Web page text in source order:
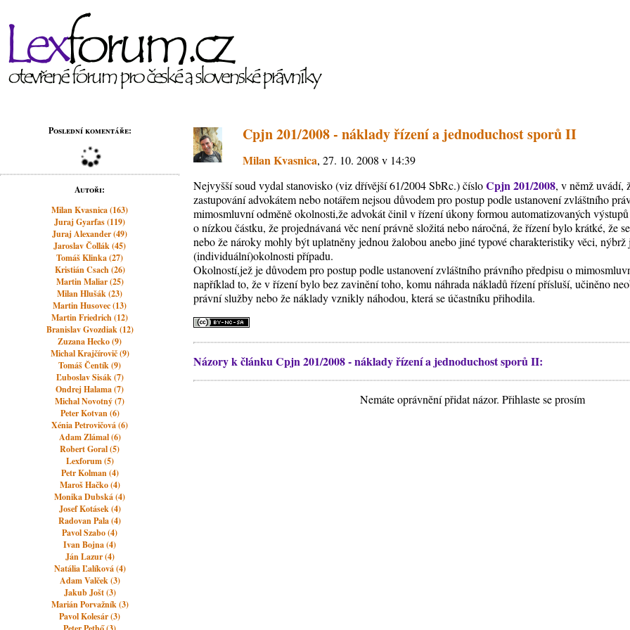
Poslední komentáře:
Autoři:
Milan Kvasnica (163)
Juraj Gyarfas (119)
Juraj Alexander (49)
Jaroslav Čollák (45)
Tomáš Klinka (27)
Kristián Csach (26)
Martin Maliar (25)
Milan Hlušák (23)
Martin Husovec (13)
Martin Friedrich (12)
Branislav Gvozdiak (12)
Zuzana Hecko (9)
Michal Krajčírovič (9)
Tomáš Čentík (9)
Ľuboslav Sisák (7)
Ondrej Halama (7)
Michal Novotný (7)
Peter Kotvan (6)
Xénia Petrovičová (6)
Adam Zlámal (6)
Robert Goral (5)
Lexforum (5)
Petr Kolman (4)
Maroš Hačko (4)
Monika Dubská (4)
Josef Kotásek (4)
Radovan Pala (4)
Pavol Szabo (4)
Ivan Bojna (4)
Ján Lazur (4)
Natália Ľalíková (4)
Adam Valček (3)
Jakub Jošt (3)
Marián Porvažník (3)
Pavol Kolesár (3)
Cpjn 201/2008 - náklady řízení a jednoduchost sporů II
Milan Kvasnica, 27. 10. 2008 v 14:39
Nejvyšší soud vydal stanovisko (viz dřívější 61/2004 SbRc.) čísloCpjn 201/2008, v němž uvádí,
zastupování advokátem nebo notářem nejsou důvodem pro postup podle ustanovení zvláštního
mimosmluvní odměně okolnosti,že advokát činil v řízení úkony formou automatizovaných výstupů
o nízkou částku, že projednávaná věc není právně složitá nebo náročná, že řízení bylo krátké, že
nebo že nároky mohly být uplatněny jednou žalobou anebo jiné typové charakteristiky věci,
(individuální)okolnosti případu.
Okolností,jež je důvodem pro postup podle ustanovení zvláštního právního předpisu o
například to, že v řízení bylo bez zavinění toho, komu náhrada nákladů řízení přísluší, učiněno
právní služby nebo že náklady vznikly náhodou, která se účastníku přihodila.
Názory k článku Cpjn 201/2008 - náklady řízení a jednoduchost sporů II:
Nemáte oprávnění přidat názor. Přihlaste se prosím